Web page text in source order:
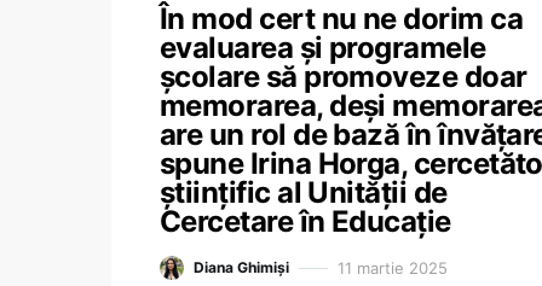
În mod cert nu ne dorim ca
evaluarea și programele
școlare să promoveze doar
memorarea, deși
are un rol de bază în
spune Irina Horga,
științific al Unității de
Cercetare în Educație
Diana Ghimiși 11 martie 2025